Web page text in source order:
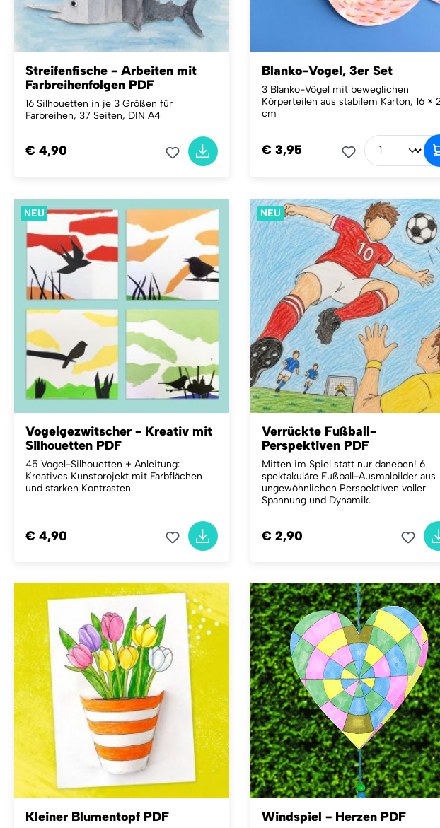
Streifenfische - Arbeiten mit
Farbreihenfolgen PDF
16 Silhouetten in je 3 Größen für
Farbreihen, 37 Seiten, DIN A4
€ 4,90
Blanko-Vogel, 3er Set
3 Blanko-Vögel mit beweglichen
Körperteilen aus stabilem Karton, 16 ×
cm
€ 3,95
NEU
Vogelgezwitscher - Kreativ mit
Silhouetten PDF
45 Vogel-Silhouetten + Anleitung:
Kreatives Kunstprojekt mit Farbflächen
und starken Kontrasten.
€ 4,90
NEU
Verrückte Fußball-
Perspektiven PDF
Mitten im Spiel statt nur daneben! 6
spektakuläre Fußball-Ausmalbilder aus
ungewöhnlichen Perspektiven voller
Spannung und Dynamik.
€ 2,90
Kleiner Blumentopf PDF Windspiel - Herzen PDF